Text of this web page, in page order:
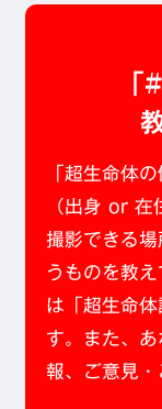
「超生命体
（出身 or
撮影できる
うものを教
は「超生命
す。また、
報、ご意見・